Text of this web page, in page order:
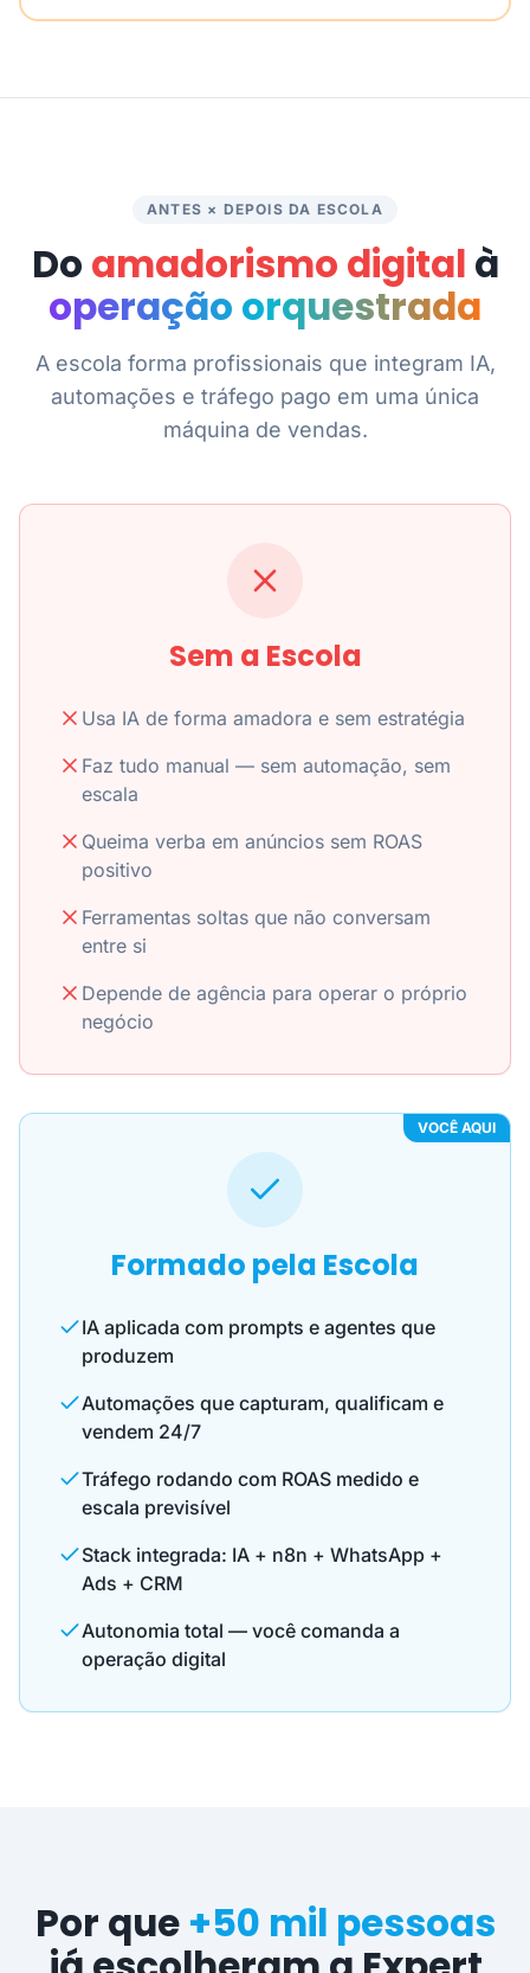
ANTES × DEPOIS DA ESCOLA
Do amadorismo digital à
operação orquestrada
A escola forma profissionais que integram IA,
automações e tráfego pago em uma única
máquina de vendas.
Sem a Escola
Usa IA de forma amadora e sem estratégia
Faz tudo manual — sem automação, sem
escala
Queima verba em anúncios sem ROAS
positivo
Ferramentas soltas que não conversam
entre si
Depende de agência para operar o próprio
negócio
VOCÊ AQUI
Formado pela Escola
IA aplicada com prompts e agentes que
produzem
Automações que capturam, qualificam e
vendem 24/7
Tráfego rodando com ROAS medido e
escala previsível
Stack integrada: IA + n8n + WhatsApp +
Ads + CRM
Autonomia total — você comanda a
operação digital
Por que +50 mil pessoas